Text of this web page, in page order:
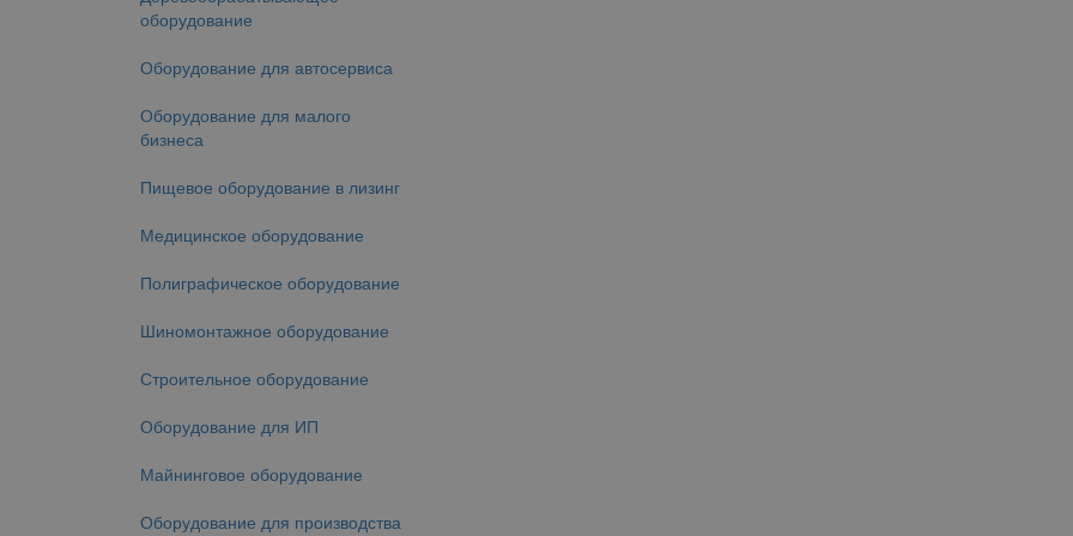
оборудование
Оборудование для автосервиса
Оборудование для малого
бизнеса
Пищевое оборудование в лизинг
Медицинское оборудование
Полиграфическое оборудование
Шиномонтажное оборудование
Строительное оборудование
Оборудование для ИП
Майнинговое оборудование
Оборудование для производства